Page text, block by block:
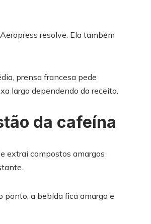
resolve. Ela também
prensa francesa pede
larga dependendo da receita.
da cafeína
extrai compostos amargos
ponto, a bebida fica amarga e